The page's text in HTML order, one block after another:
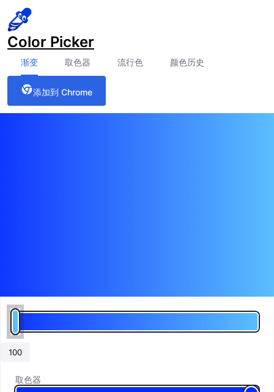
Color Picker
渐变 取色器 流行色 颜色历史
添加到 Chrome
取色器